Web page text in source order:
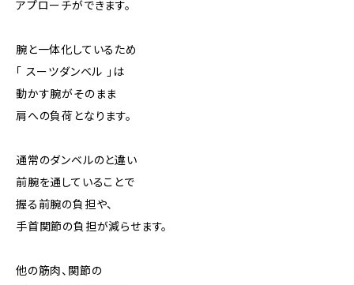
アプローチができます。
腕と一体化しているため
「 スーツダンベル 」は
動かす腕がそのまま
肩への負荷となります。
通常のダンベルのと違い
前腕を通していることで
握る前腕の負担や、
手首関節の負担が減らせます。
他の筋肉、関節の